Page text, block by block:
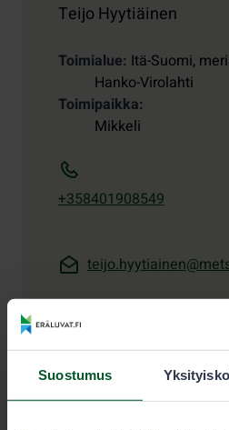
Suostumus
Teijo Hyytiäinen
Toimialue Itä-Suomi,
Hanko-Virolahti
Toimipaikka
Mikkeli
+358401908549